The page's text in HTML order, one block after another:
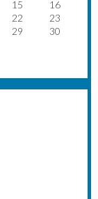
15
16
22
23
29
30